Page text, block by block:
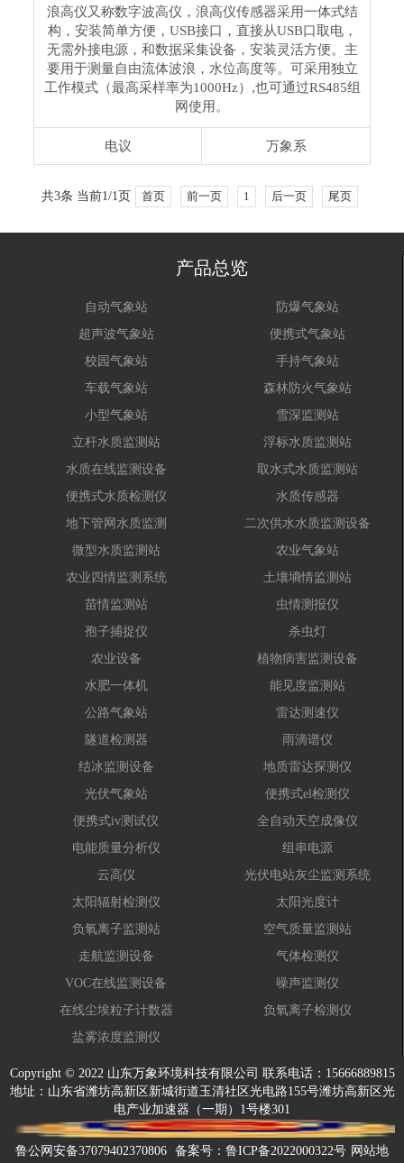
浪高仪又称数字波高仪，浪高仪传感器采用一体式结
构，安装简单方便，USB接口，直接从USB口取电，
无需外接电源，和数据采集设备，安装灵活方便。主
要用于测量自由流体波浪，水位高度等。可采用独立
工作模式（最高采样率为1000Hz）,也可通过RS485组
网使用。
电议 万象系
共3条 当前1/1页 首页 前一页 1 后一页 尾页
产品总览
自动气象站
防爆气象站
超声波气象站
便携式气象站
校园气象站
手持气象站
车载气象站
森林防火气象站
小型气象站
雪深监测站
立杆水质监测站
浮标水质监测站
水质在线监测设备
取水式水质监测站
便携式水质检测仪
水质传感器
地下管网水质监测
二次供水水质监测设备
微型水质监测站
农业气象站
农业四情监测系统
土壤墒情监测站
苗情监测站
虫情测报仪
孢子捕捉仪
杀虫灯
农业设备
植物病害监测设备
水肥一体机
能见度监测站
公路气象站
雷达测速仪
隧道检测器
雨滴谱仪
结冰监测设备
地质雷达探测仪
光伏气象站
便携式el检测仪
便携式iv测试仪
全自动天空成像仪
电能质量分析仪
组串电源
云高仪
光伏电站灰尘监测系统
太阳辐射检测仪
太阳光度计
负氧离子监测站
空气质量监测站
走航监测设备
气体检测仪
VOC在线监测设备
噪声监测仪
在线尘埃粒子计数器
负氧离子检测仪
盐雾浓度监测仪
Copyright © 2022 山东万象环境科技有限公司 联系电话：15666889815
地址：山东省潍坊高新区新城街道玉清社区光电路155号潍坊高新区光
电产业加速器（一期）1号楼301
鲁公网安备37079402370806 备案号： 鲁ICP备2022000322号 网站地